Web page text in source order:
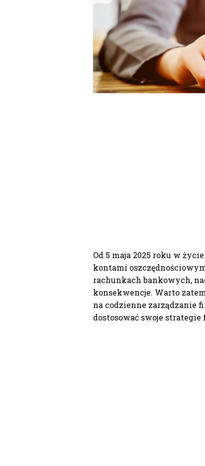
Od 5 maja 2025 roku w
kontami
rachunkach bankowych,
konsekwencje. Warto
na codzienne zarządzanie
dostosować swoje